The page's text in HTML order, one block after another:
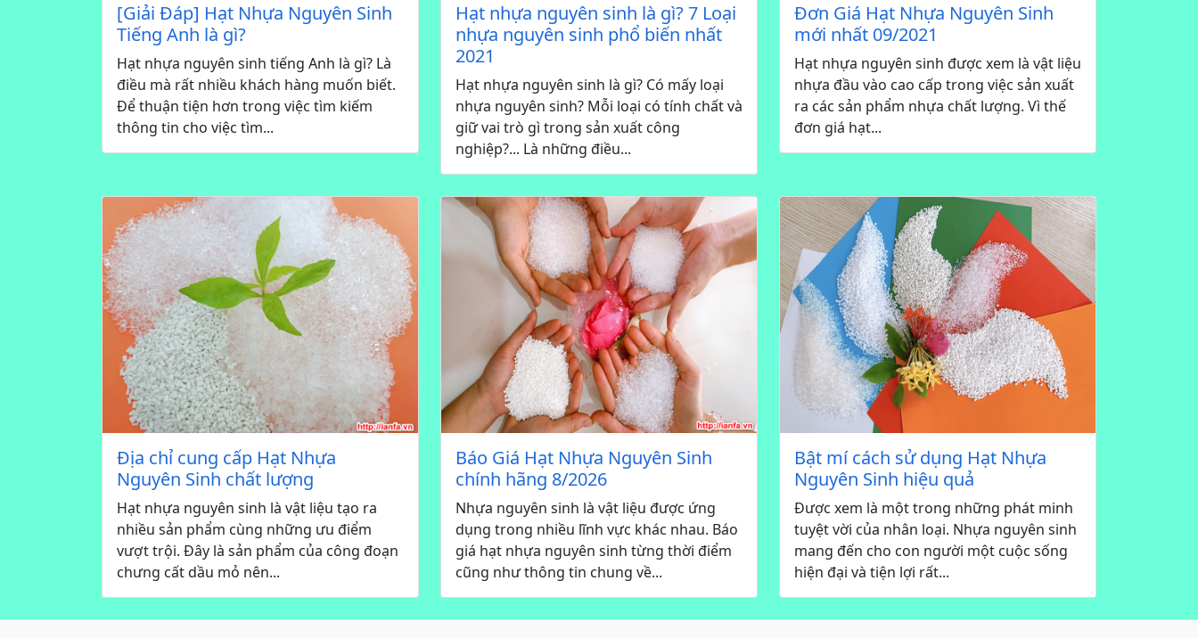
[Giải Đáp] Hạt Nhựa Nguyên Sinh
Tiếng Anh là gì?
Hạt nhựa nguyên sinh tiếng Anh là gì? Là
điều mà rất nhiều khách hàng muốn biết.
Để thuận tiện hơn trong việc tìm kiếm
thông tin cho việc tìm...
Hạt nhựa nguyên sinh là gì? 7 Loại
nhựa nguyên sinh phổ biến nhất
2021
Hạt nhựa nguyên sinh là gì? Có mấy loại
nhựa nguyên sinh? Mỗi loại có tính chất và
giữ vai trò gì trong sản xuất công
nghiệp?... Là những điều...
Đơn Giá Hạt Nhựa Nguyên Sinh
mới nhất 09/2021
Hạt nhựa nguyên sinh được xem là vật liệu
nhựa đầu vào cao cấp trong việc sản xuất
ra các sản phẩm nhựa chất lượng. Vì thế
đơn giá hạt...
Địa chỉ cung cấp Hạt Nhựa
Nguyên Sinh chất lượng
Hạt nhựa nguyên sinh là vật liệu tạo ra
nhiều sản phẩm cùng những ưu điểm
vượt trội. Đây là sản phẩm của công đoạn
chưng cất dầu mỏ nên...
Báo Giá Hạt Nhựa Nguyên Sinh
chính hãng 8/2026
Nhựa nguyên sinh là vật liệu được ứng
dụng trong nhiều lĩnh vực khác nhau. Báo
giá hạt nhựa nguyên sinh từng thời điểm
cũng như thông tin chung về...
Bật mí cách sử dụng Hạt Nhựa
Nguyên Sinh hiệu quả
Được xem là một trong những phát minh
tuyệt vời của nhân loại. Nhựa nguyên sinh
mang đến cho con người một cuộc sống
hiện đại và tiện lợi rất...